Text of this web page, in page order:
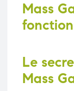
Mass
Le
Mass